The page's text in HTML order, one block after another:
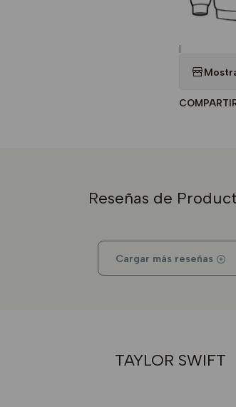
|
Reseñas de
Cargar más reseñas
TAYLOR SWIFT